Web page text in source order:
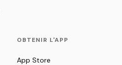
OBTENIR L'APP
App Store